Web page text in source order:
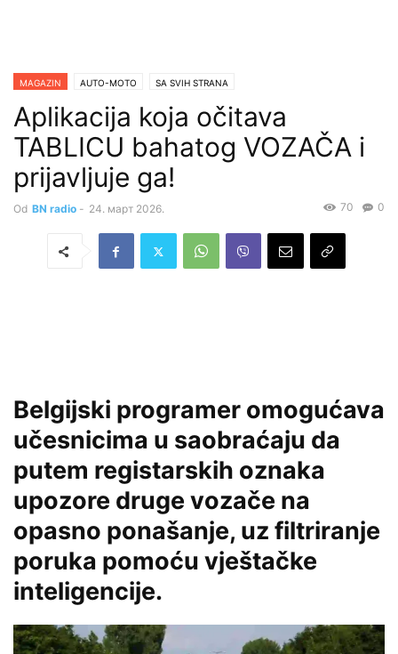
MAGAZIN AUTO-MOTO SA SVIH STRANA
Aplikacija koja očitava
TABLICU bahatog VOZAČA i
prijavljuje ga!
Od BN radio - 24. март 2026. 0
70
Belgijski programer omogućava
učesnicima u saobraćaju da
putem registarskih oznaka
upozore druge vozače na
opasno ponašanje, uz filtriranje
poruka pomoću vještačke
inteligencije.